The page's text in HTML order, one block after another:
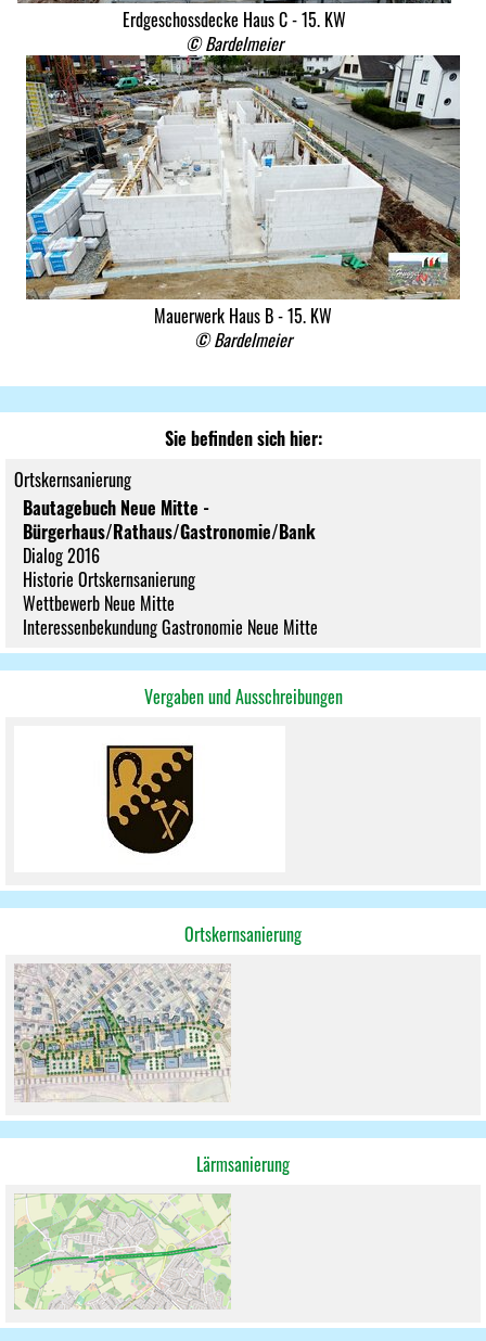
Erdgeschossdecke Haus C - 15. KW
© Bardelmeier
Mauerwerk Haus B - 15. KW
© Bardelmeier
Sie befinden sich hier:
Ortskernsanierung
Bautagebuch Neue Mitte -
Bürgerhaus/Rathaus/Gastronomie/Bank
Dialog 2016
Historie Ortskernsanierung
Wettbewerb Neue Mitte
Interessenbekundung Gastronomie Neue Mitte
Vergaben und Ausschreibungen
Ortskernsanierung
Lärmsanierung